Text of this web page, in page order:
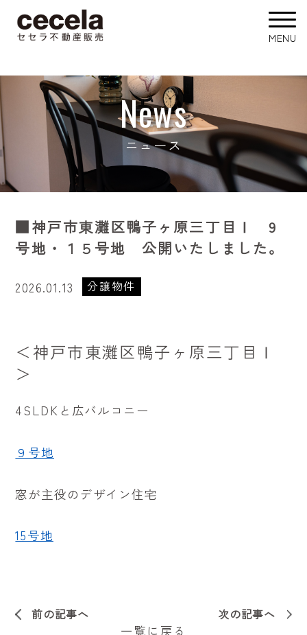
News
ニュース
■神戸市東灘区鴨子ヶ原三丁目Ⅰ 9
号地・１５号地 公開いたしました。
2026.01.13 分譲物件
＜神戸市東灘区鴨子ヶ原三丁目Ⅰ
＞
4SLDKと広バルコニー
９号地
窓が主役のデザイン住宅
15号地
前の記事へ 次の記事へ
一覧に戻る